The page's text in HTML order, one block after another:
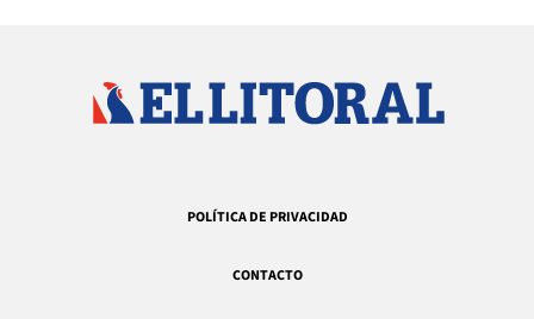
POLÍTICA DE PRIVACIDAD
CONTACTO